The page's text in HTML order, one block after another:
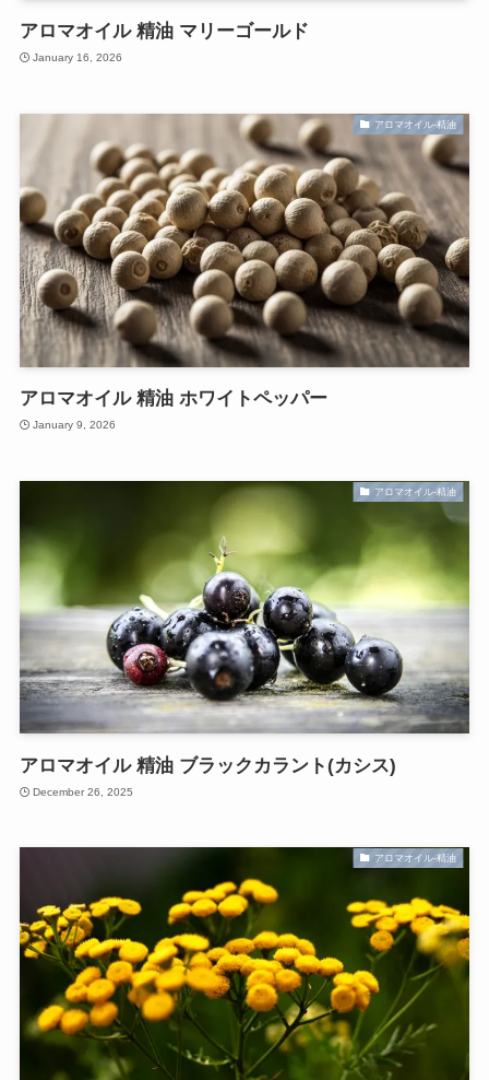
アロマオイル 精油 マリーゴールド
January 16, 2026
アロマオイル-精油
アロマオイル 精油 ホワイトペッパー
January 9, 2026
アロマオイル-精油
アロマオイル 精油 ブラックカラント(カシス)
December 26, 2025
アロマオイル-精油